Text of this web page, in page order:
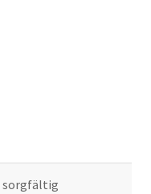
sorgfältig